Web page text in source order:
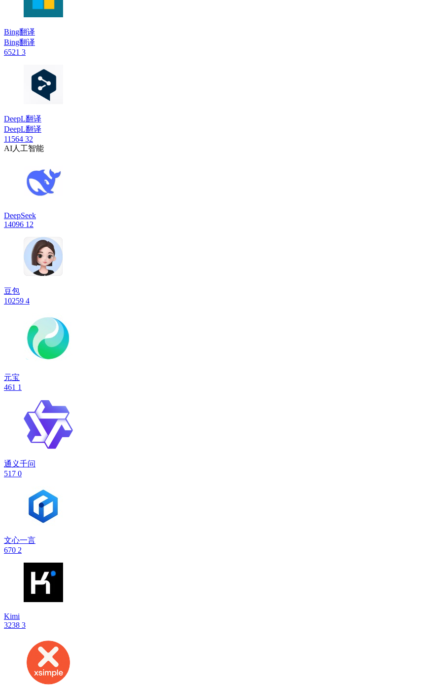
Bing翻译
Bing翻译
6521 3
DeepL翻译
DeepL翻译
11564 32
AI人工智能
DeepSeek
14096 12
豆包
10259 4
元宝
461 1
通义千问
517 0
文心一言
670 2
Kimi
3238 3